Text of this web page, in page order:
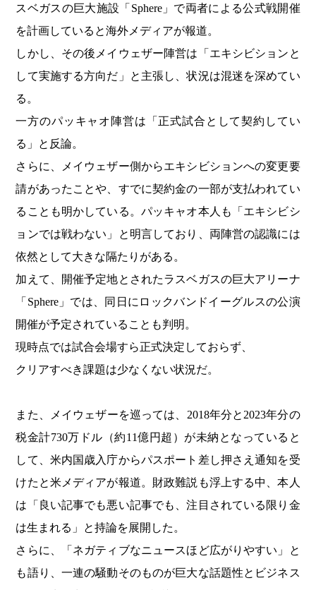
スベガスの巨大施設「Sphere」で両者による公式戦開催
を計画していると海外メディアが報道。
しかし、その後メイウェザー陣営は「エキシビションと
して実施する方向だ」と主張し、状況は混迷を深めてい
る。
一方のパッキャオ陣営は「正式試合として契約してい
る」と反論。
さらに、メイウェザー側からエキシビションへの変更要
請があったことや、すでに契約金の一部が支払われてい
ることも明かしている。パッキャオ本人も「エキシビシ
ョンでは戦わない」と明言しており、両陣営の認識には
依然として大きな隔たりがある。
加えて、開催予定地とされたラスベガスの巨大アリーナ
「Sphere」では、同日にロックバンドイーグルスの公演
開催が予定されていることも判明。
現時点では試合会場すら正式決定しておらず、
クリアすべき課題は少なくない状況だ。
また、メイウェザーを巡っては、2018年分と2023年分の
税金計730万ドル（約11億円超）が未納となっていると
して、米内国歳入庁からパスポート差し押さえ通知を受
けたと米メディアが報道。財政難説も浮上する中、本人
は「良い記事でも悪い記事でも、注目されている限り金
は生まれる」と持論を展開した。
さらに、「ネガティブなニュースほど広がりやすい」と
も語り、一連の騒動そのものが巨大な話題性とビジネス